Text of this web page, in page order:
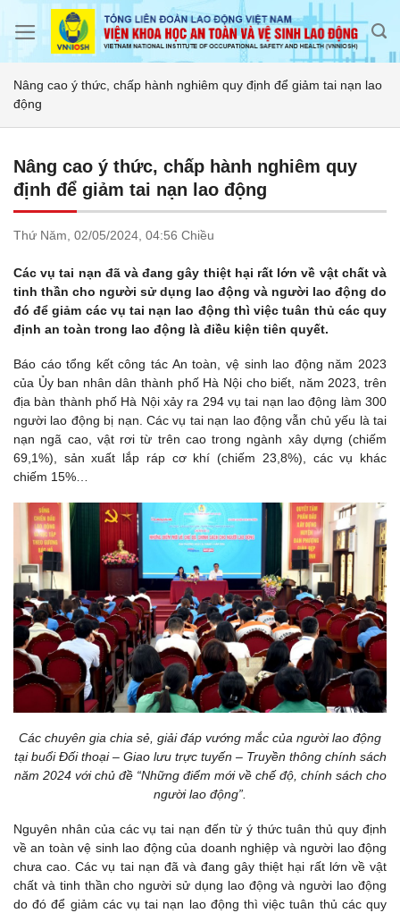
Nâng cao ý thức, chấp hành nghiêm quy định để giảm tai nạn lao
động
Nâng cao ý thức, chấp hành nghiêm quy
định để giảm tai nạn lao động
Thứ Năm, 02/05/2024, 04:56 Chiều
Các vụ tai nạn đã và đang gây thiệt hại rất lớn về vật chất và
tinh thần cho người sử dụng lao động và người lao động do
đó để giảm các vụ tai nạn lao động thì việc tuân thủ các quy
định an toàn trong lao động là điều kiện tiên quyết.
Báo cáo tổng kết công tác An toàn, vệ sinh lao động năm 2023
của Ủy ban nhân dân thành phố Hà Nội cho biết, năm 2023, trên
địa bàn thành phố Hà Nội xảy ra 294 vụ tai nạn lao động làm 300
người lao động bị nạn. Các vụ tai nạn lao động vẫn chủ yếu là tai
nạn ngã cao, vật rơi từ trên cao trong ngành xây dựng (chiếm
69,1%), sản xuất lắp ráp cơ khí (chiếm 23,8%), các vụ khác
chiếm 15%…
Các chuyên gia chia sẻ, giải đáp vướng mắc của người lao động
tại buổi Đối thoại – Giao lưu trực tuyến – Truyền thông chính sách
năm 2024 với chủ đề “Những điểm mới về chế độ, chính sách cho
người lao động”.
Nguyên nhân của các vụ tai nạn đến từ ý thức tuân thủ quy định
về an toàn vệ sinh lao động của doanh nghiệp và người lao động
chưa cao. Các vụ tai nạn đã và đang gây thiệt hại rất lớn về vật
chất và tinh thần cho người sử dụng lao động và người lao động
do đó để giảm các vụ tai nạn lao động thì việc tuân thủ các quy